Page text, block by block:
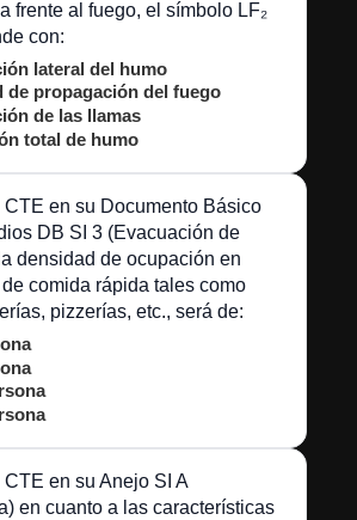
frente al fuego, el símbolo LF₂
con:
lateral del humo
de propagación del fuego
de las llamas
total de humo
en su Documento Básico
DB SI 3 (Evacuación de
densidad de ocupación en
comida rápida tales como
pizzerías, etc., será de:
en su Anejo SI A
en cuanto a las características